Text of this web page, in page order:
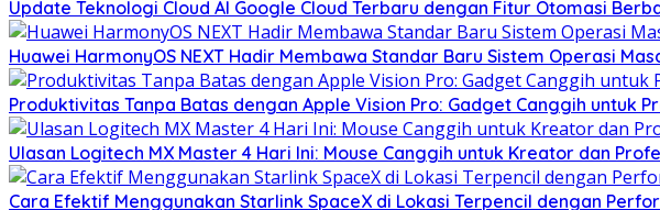
Update Teknologi Cloud AI Google Cloud Terbaru dengan Fitur Otomasi
Huawei HarmonyOS NEXT Hadir Membawa Standar Baru Sistem Operasi
Produktivitas Tanpa Batas dengan Apple Vision Pro: Gadget Canggih untuk
Ulasan Logitech MX Master 4 Hari Ini: Mouse Canggih untuk Kreator dan
Cara Efektif Menggunakan Starlink SpaceX di Lokasi Terpencil dengan